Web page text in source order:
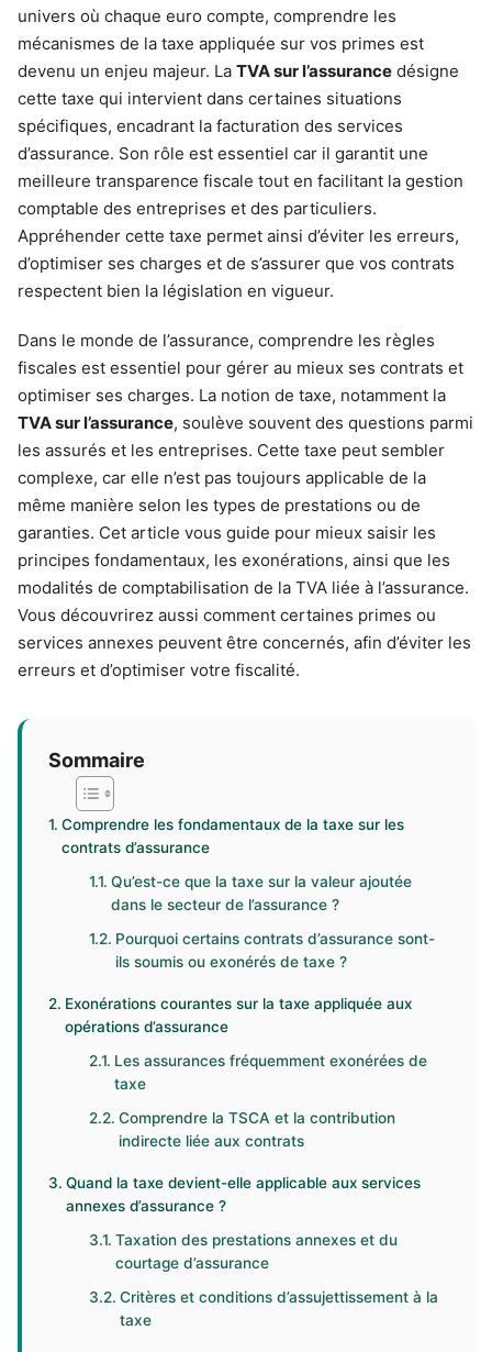
univers où chaque euro compte, comprendre les
mécanismes de la taxe appliquée sur vos primes est
devenu un enjeu majeur. La TVA sur l’assurance désigne
cette taxe qui intervient dans certaines situations
spécifiques, encadrant la facturation des services
d’assurance. Son rôle est essentiel car il garantit une
meilleure transparence fiscale tout en facilitant la gestion
comptable des entreprises et des particuliers.
Appréhender cette taxe permet ainsi d’éviter les erreurs,
d’optimiser ses charges et de s’assurer que vos contrats
respectent bien la législation en vigueur.
Dans le monde de l’assurance, comprendre les règles
fiscales est essentiel pour gérer au mieux ses contrats et
optimiser ses charges. La notion de taxe, notamment la
TVA sur l’assurance, soulève souvent des questions parmi
les assurés et les entreprises. Cette taxe peut sembler
complexe, car elle n’est pas toujours applicable de la
même manière selon les types de prestations ou de
garanties. Cet article vous guide pour mieux saisir les
principes fondamentaux, les exonérations, ainsi que les
modalités de comptabilisation de la TVA liée à l’assurance.
Vous découvrirez aussi comment certaines primes ou
services annexes peuvent être concernés, afin d’éviter les
erreurs et d’optimiser votre fiscalité.
Sommaire
Comprendre les fondamentaux de la taxe sur les
contrats d’assurance
Qu’est-ce que la taxe sur la valeur ajoutée
dans le secteur de l’assurance ?
Pourquoi certains contrats d’assurance sont-
ils soumis ou exonérés de taxe ?
Exonérations courantes sur la taxe appliquée aux
opérations d’assurance
Les assurances fréquemment exonérées de
taxe
Comprendre la TSCA et la contribution
indirecte liée aux contrats
Quand la taxe devient-elle applicable aux services
annexes d’assurance ?
Taxation des prestations annexes et du
courtage d’assurance
Critères et conditions d’assujettissement à la
taxe